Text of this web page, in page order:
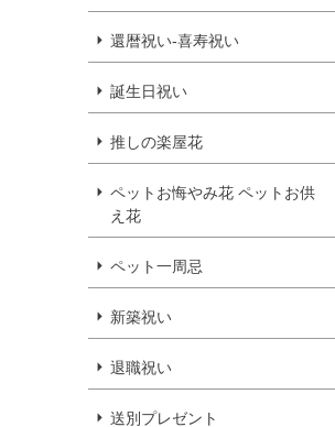
還暦祝い-喜寿祝い
誕生日祝い
推しの楽屋花
ペットお悔やみ花 ペットお供
え花
ペット一周忌
新築祝い
退職祝い
送別プレゼント